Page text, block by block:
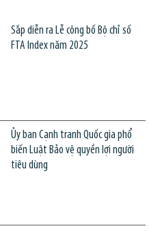
Sắp diễn ra Lễ công bố Bộ chỉ số
FTA Index năm 2025
Ủy ban Cạnh tranh Quốc gia phổ
biến Luật Bảo vệ quyền lợi người
tiêu dùng